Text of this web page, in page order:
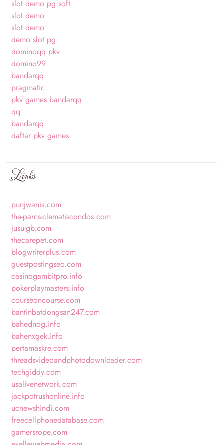
slot demo pg soft
slot demo
slot demo
demo slot pg
dominoqq pkv
domino99
bandarqq
pragmatic
pkv games bandarqq
qq
bandarqq
daftar pkv games
Links
punjwanis.com
the-parcs-clematiscondos.com
jusu-gb.com
thecarepet.com
blogwriterplus.com
guestpostingseo.com
casinogambitpro.info
pokerplaymasters.info
courseoncourse.com
bantinbatdongsan247.com
bahednog.info
bahenxgek.info
pertamaskre.com
threadsvideoandphotodownloader.com
techgiddy.com
usalivenetwork.com
jackpotrushonline.info
ucnewshindi.com
freecellphonedatabase.com
gamersrope.com